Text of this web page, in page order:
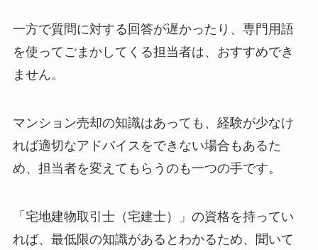
一方で質問に対する回答が遅かったり、専門用語
を使ってごまかしてくる担当者は、おすすめでき
ません。
マンション売却の知識はあっても、経験が少なけ
れば適切なアドバイスをできない場合もあるた
め、担当者を変えてもらうのも一つの手です。
「宅地建物取引士（宅建士）」の資格を持ってい
れば、最低限の知識があるとわかるため、聞いて